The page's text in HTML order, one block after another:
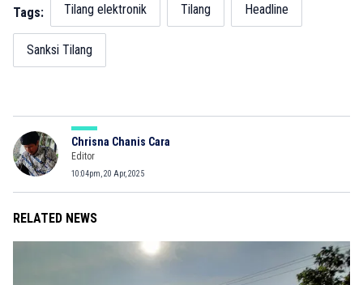
Tags: Tilang elektronik Tilang Headline
Sanksi Tilang
Chrisna Chanis Cara
Editor
10:04pm, 20 Apr, 2025
RELATED NEWS